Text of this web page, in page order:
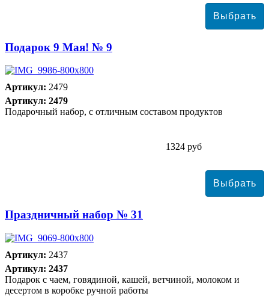
Подарок 9 Мая! № 9
Артикул: 2479
Артикул: 2479
Подарочный набор, с отличным составом продуктов
1324 руб
Праздничный набор № 31
Артикул: 2437
Артикул: 2437
Подарок с чаем, говядиной, кашей, ветчиной, молоком и
десертом в коробке ручной работы